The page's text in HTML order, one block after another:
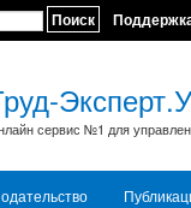
Поиск
сервис №1 для